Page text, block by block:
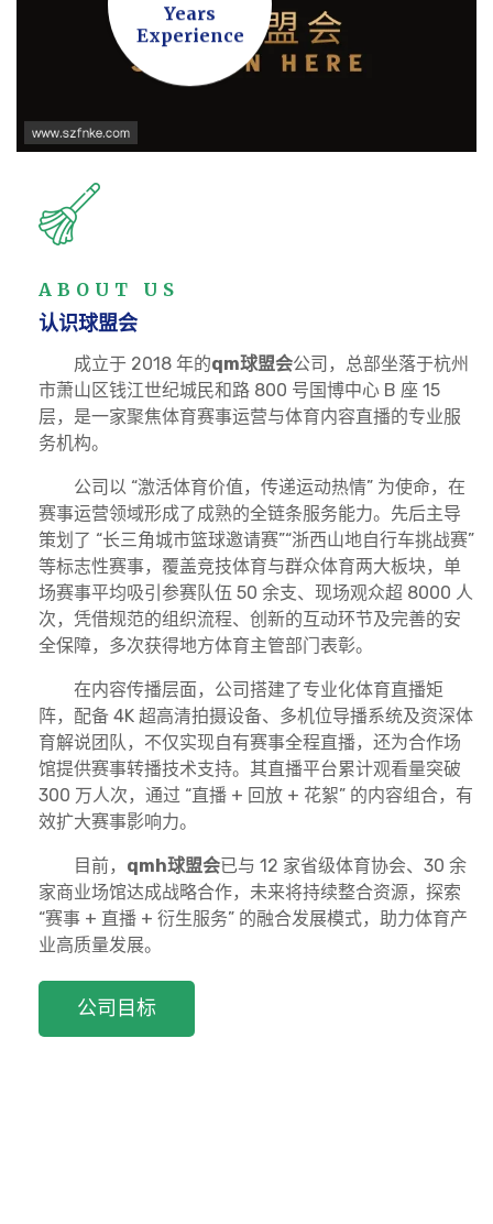
Experience
ABOUT US
认识球盟会
成立于 2018 年的qm球盟会公司，总部坐落于杭州
市萧山区钱江世纪城民和路 800 号国博中心 B 座 15
层，是一家聚焦体育赛事运营与体育内容直播的专业服
务机构。
公司以 “激活体育价值，传递运动热情” 为使命，在
赛事运营领域形成了成熟的全链条服务能力。先后主导
策划了 “长三角城市篮球邀请赛”“浙西山地自行车挑战赛”
等标志性赛事，覆盖竞技体育与群众体育两大板块，单
场赛事平均吸引参赛队伍 50 余支、现场观众超 8000 人
次，凭借规范的组织流程、创新的互动环节及完善的安
全保障，多次获得地方体育主管部门表彰。
在内容传播层面，公司搭建了专业化体育直播矩
阵，配备 4K 超高清拍摄设备、多机位导播系统及资深体
育解说团队，不仅实现自有赛事全程直播，还为合作场
馆提供赛事转播技术支持。其直播平台累计观看量突破
300 万人次，通过 “直播 + 回放 + 花絮” 的内容组合，有
效扩大赛事影响力。
目前， qmh球盟会已与 12 家省级体育协会、30 余
家商业场馆达成战略合作，未来将持续整合资源，探索
“赛事 + 直播 + 衍生服务” 的融合发展模式，助力体育产
业高质量发展。
公司目标